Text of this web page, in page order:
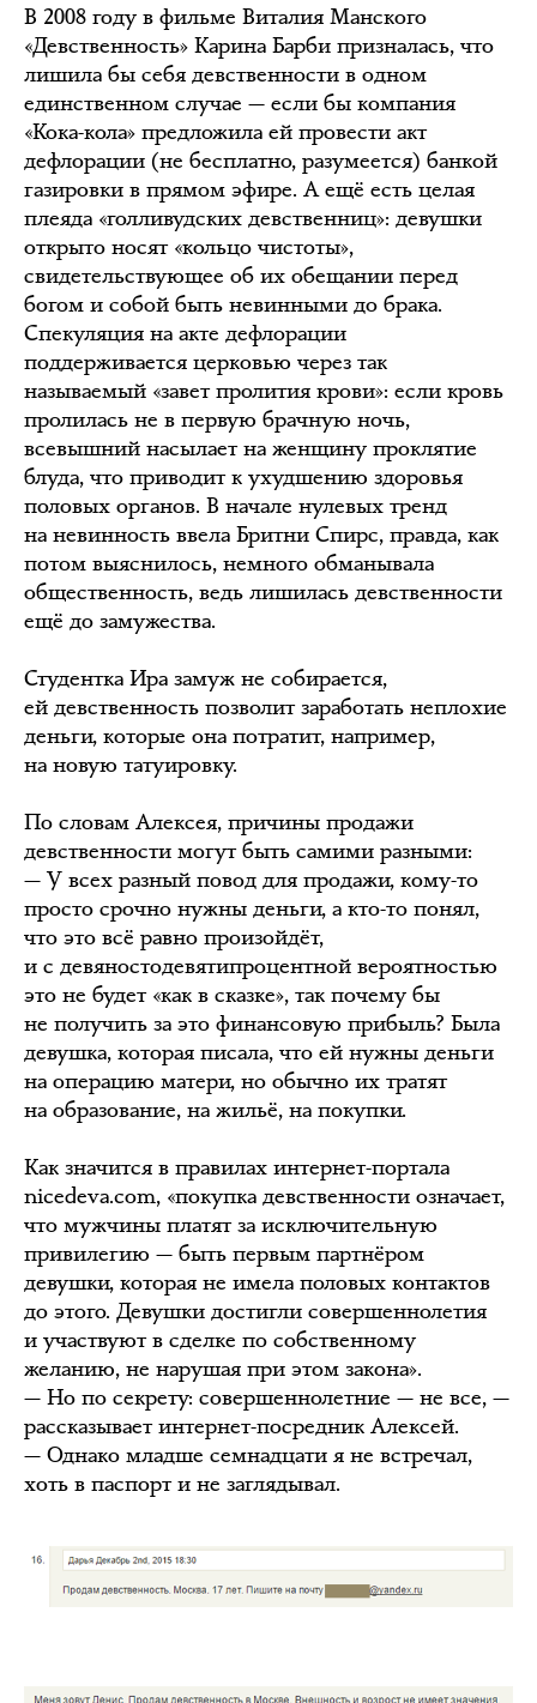
В 2008 году в фильме Виталия Манского
«Девственность» Карина Барби призналась, что
лишила бы себя девственности в одном
единственном случае — если бы компания
«Кока-кола» предложила ей провести акт
дефлорации (не бесплатно, разумеется) банкой
газировки в прямом эфире. А ещё есть целая
плеяда «голливудских девственниц»: девушки
открыто носят «кольцо чистоты»,
свидетельствующее об их обещании перед
богом и собой быть невинными до брака.
Спекуляция на акте дефлорации
поддерживается церковью через так
называемый «завет пролития крови»: если кровь
пролилась не в первую брачную ночь,
всевышний насылает на женщину проклятие
блуда, что приводит к ухудшению здоровья
половых органов. В начале нулевых тренд
на невинность ввела Бритни Спирс, правда, как
потом выяснилось, немного обманывала
общественность, ведь лишилась девственности
ещё до замужества.
Студентка Ира замуж не собирается,
ей девственность позволит заработать неплохие
деньги, которые она потратит, например,
на новую татуировку.
По словам Алексея, причины продажи
девственности могут быть самими разными:
— У всех разный повод для продажи, кому-то
просто срочно нужны деньги, а кто-то понял,
что это всё равно произойдёт,
и с девяностодевятипроцентной вероятностью
это не будет «как в сказке», так почему бы
не получить за это финансовую прибыль? Была
девушка, которая писала, что ей нужны деньги
на операцию матери, но обычно их тратят
на образование, на жильё, на покупки.
Как значится в правилах интернет-портала
nicedeva.com, «покупка девственности означает,
что мужчины платят за исключительную
привилегию — быть первым партнёром
девушки, которая не имела половых контактов
до этого. Девушки достигли совершеннолетия
и участвуют в сделке по собственному
желанию, не нарушая при этом закона».
— Но по секрету: совершеннолетние — не все, —
рассказывает интернет-посредник Алексей.
— Однако младше семнадцати я не встречал,
хоть в паспорт и не заглядывал.